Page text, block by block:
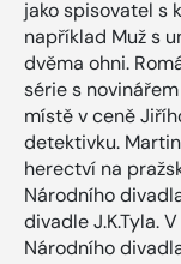
jako spisovatel s
například Muž s
dvěma ohni.
série s
místě v ceně
detektivku.
herectví na
Národního
divadle J.K.Tyla.
Národního